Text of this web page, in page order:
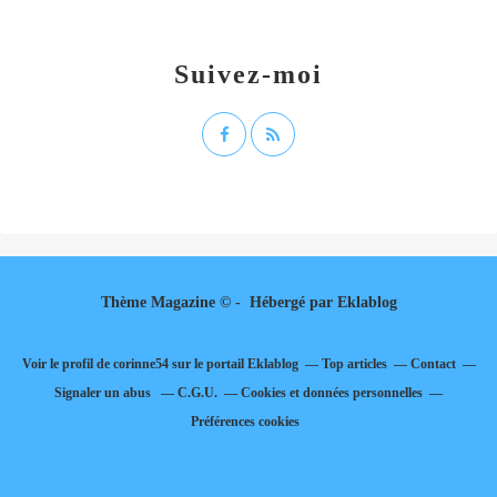
Suivez-moi
Thème Magazine © - Hébergé par Eklablog
Voir le profil de corinne54sur le portail Eklablog Top articles
Contact
Signaler un abus
C.G.U.
Cookies et données personnelles
Préférences cookies